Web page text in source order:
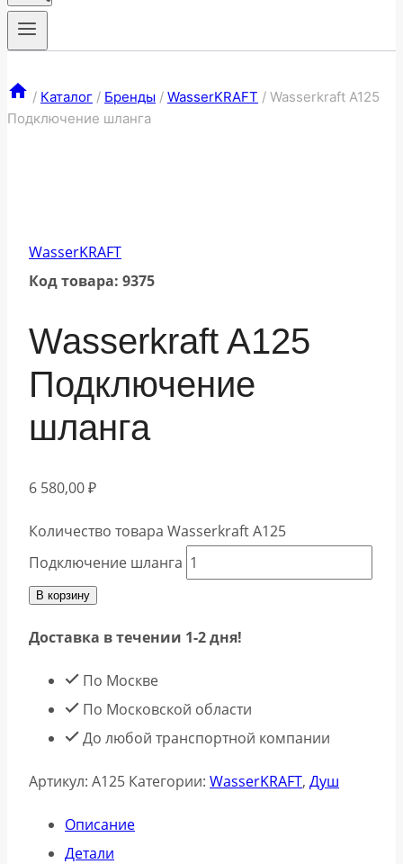
/ Каталог / Бренды / WasserKRAFT / Wasserkraft A125
Подключение шланга
WasserKRAFT
Код товара: 9375
Wasserkraft A125
Подключение
шланга
6 580,00₽
Количество товара Wasserkraft A125
Подключение шланга
В корзину
Доставка в течении 1-2 дня!
По Москве
По Московской области
До любой транспортной компании
Артикул: A125 Категории: WasserKRAFT, Душ
Описание
Детали